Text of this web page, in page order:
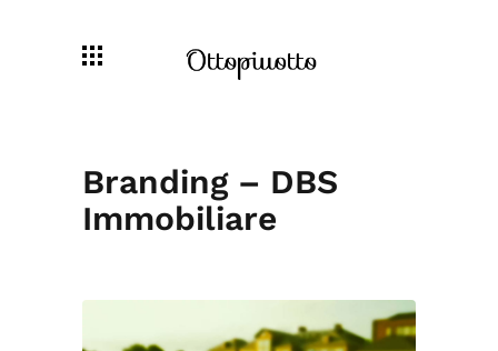
Branding – DBS
Immobiliare